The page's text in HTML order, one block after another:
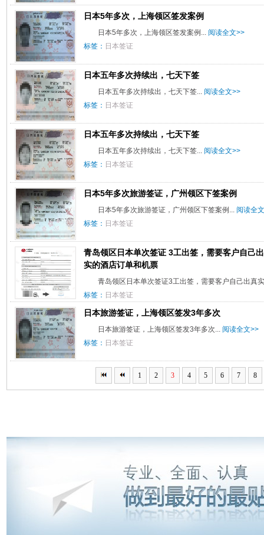
日本5年多次，上海领区签发案例
日本5年多次，上海领区签发案例... 阅读全文>>
标签： 日本签证
日本五年多次持续出，七天下签
日本五年多次持续出，七天下签... 阅读全文>>
标签： 日本签证
日本五年多次持续出，七天下签
日本五年多次持续出，七天下签... 阅读全文>>
标签： 日本签证
日本5年多次旅游签证，广州领区下签案例
日本5年多次旅游签证，广州领区下签案例... 阅读全
标签： 日本签证
青岛领区日本单次签证 3工出签，需要客户自己
实的酒店订单和机票
青岛领区日本单次签证3工出签，需要客户自己出真
标签： 日本签证
日本旅游签证，上海领区签发3年多次
日本旅游签证，上海领区签发3年多次... 阅读全文>>
标签： 日本签证
1 2 3 4 5 6 7 8